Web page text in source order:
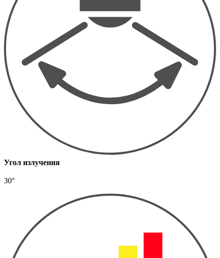
Угол излучения
30°